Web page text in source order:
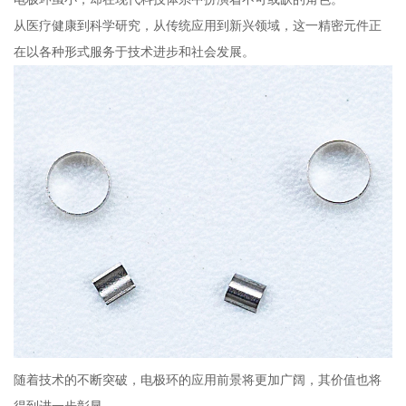
从医疗健康到科学研究，从传统应用到新兴领域，这一精密元件正
在以各种形式服务于技术进步和社会发展。
随着技术的不断突破，电极环的应用前景将更加广阔，其价值也将